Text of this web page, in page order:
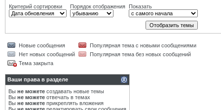
Критерий сортировки
Порядок отображения Показать
Новые сообщения
Популярная тема с новыми сообщениями
Нет новых сообщений
Популярная тема без новых сообщений
Тема закрыта
Ваши права в разделе
Вы не можете создавать новые темы
Вы не можете отвечать в темах
Вы не можете прикреплять вложения